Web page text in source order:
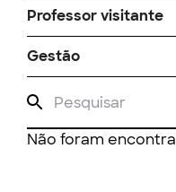
Professor visitante
Gestão
Não foram